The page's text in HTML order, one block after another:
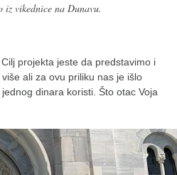
iz vikednice na Dunavu.
projekta jeste da predstavimo i
ali za ovu priliku nas je išlo
dinara koristi. Što otac Voja